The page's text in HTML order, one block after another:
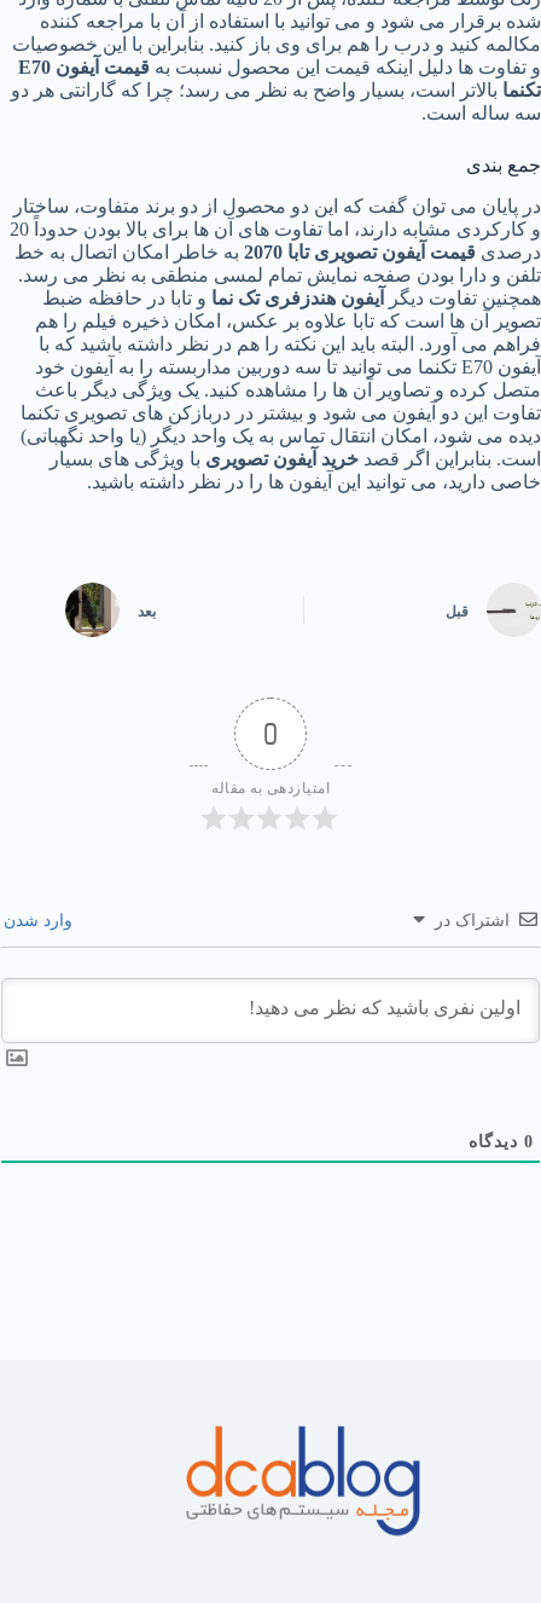
شده برقرار می شود و می توانید با استفاده از آن با مراجعه کننده
مکالمه کنید و درب را هم برای وی باز کنید. بنابراین با این خصوصیات
و تفاوت ها دلیل اینکه قیمت این محصول نسبت به
قیمت آیفون E70
تکنما بالاتر است، بسیار واضح به نظر می رسد؛ چرا که گارانتی هر دو
سه ساله است.
جمع بندی
در پایان می توان گفت که این دو محصول از دو برند متفاوت، ساختار
و کارکردی مشابه دارند، اما تفاوت های آن ها برای بالا بودن حدوداً 20
درصدی قیمت آیفون تصویری تابا 2070
به خاطر امکان اتصال به خط
تلفن و دارا بودن صفحه نمایش تمام لمسی منطقی به نظر می رسد.
همچنین تفاوت دیگر
آیفون هندزفری تک نما و تابا در حافظه ضبط
تصویر آن ها است که تابا علاوه بر عکس، امکان ذخیره فیلم را هم
فراهم می آورد. البته باید این نکته را هم در نظر داشته باشید که با
آیفون E70 تکنما می توانید تا سه دوربین مداربسته را به آیفون خود
متصل کرده و تصاویر آن ها را مشاهده کنید. یک ویژگی دیگر باعث
تفاوت این دو آیفون می شود و بیشتر در دربازکن های تصویری تکنما
دیده می شود، امکان انتقال تماس به یک واحد دیگر (یا واحد نگهبانی)
است. بنابراین اگر قصد خرید آیفون تصویری با ویژگی های بسیار
خاصی دارید، می توانید این آیفون ها را در نظر داشته باشید.
قبل بعد
0
امتیازدهی به مقاله
اشتراک در وارد شدن
0 دیدگاه